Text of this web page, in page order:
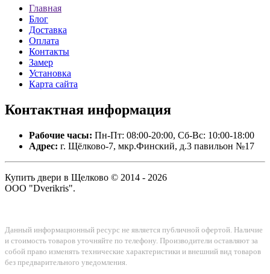
Главная
Блог
Доставка
Оплата
Контакты
Замер
Установка
Карта сайта
Контактная информация
Рабочие часы: Пн-Пт: 08:00-20:00, Сб-Вс: 10:00-18:00
Адрес: г. Щёлково-7, мкр.Финский, д.3 павильон №17
Купить двери в Щелково © 2014 - 2026
ООО "Dverikris".
Данный информационный ресурс не является публичной офертой. Наличие
и стоимость товаров уточняйте по телефону. Производители оставляют за
собой право изменять технические характеристики и внешний вид товаров
без предварительного уведомления.